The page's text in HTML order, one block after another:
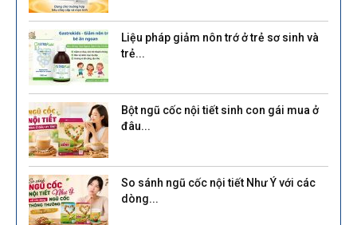
Liệu pháp giảm nôn trớ ở trẻ sơ sinh và
trẻ...
Bột ngũ cốc nội tiết sinh con gái mua ở
đâu...
So sánh ngũ cốc nội tiết Như Ý với các
dòng...